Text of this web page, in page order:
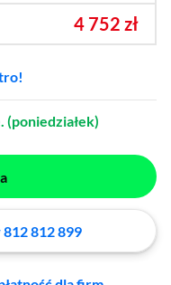
4 752 zł
(poniedziałek)
812 899